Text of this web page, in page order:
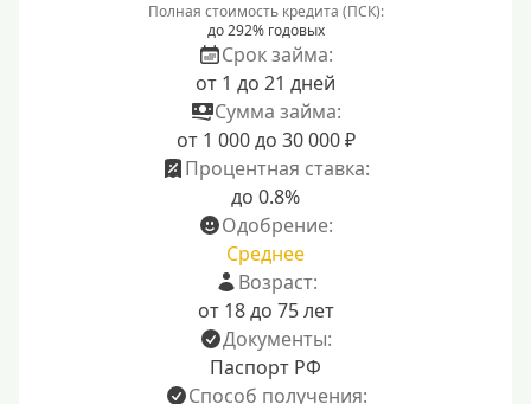
Полная стоимость кредита (ПСК):
до 292% годовых
Срок займа:
от 1 до 21 дней
Сумма займа:
от 1 000 до 30 000 ₽
Процентная ставка:
до 0.8%
Одобрение:
Среднее
Возраст:
от 18 до 75 лет
Документы:
Паспорт РФ
Способ получения: